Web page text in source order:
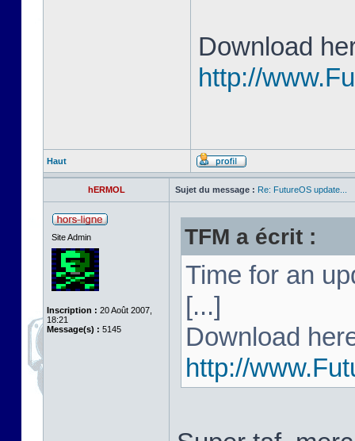
Download
http://
Haut
hERMOL Sujet du message : Re: FutureOS update...
Site Admin
Inscription : 20 Août 2007,
18:21
Message(s) : 5145
TFM a écrit :
Time for an
[...]
Download
http://